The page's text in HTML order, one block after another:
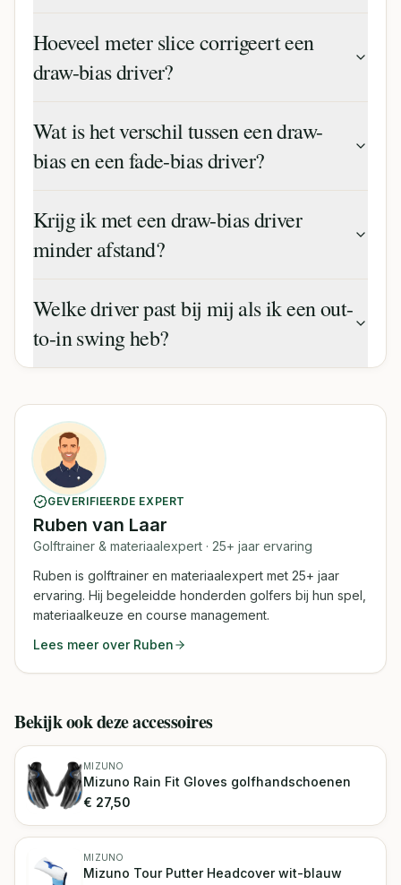
Hoeveel meter slice corrigeert een
draw-bias driver?
Wat is het verschil tussen een draw-
bias en een fade-bias driver?
Krijg ik met een draw-bias driver
minder afstand?
Welke driver past bij mij als ik een out-
to-in swing heb?
GEVERIFIEERDE EXPERT
Ruben van Laar
Golftrainer & materiaalexpert · 25+ jaar ervaring
Ruben is golftrainer en materiaalexpert met 25+ jaar
ervaring. Hij begeleidde honderden golfers bij hun spel,
materiaalkeuze en course management.
Lees meer over Ruben
Bekijk ook deze accessoires
MIZUNO
Mizuno Rain Fit Gloves golfhandschoenen
€ 27,50
MIZUNO
Mizuno Tour Putter Headcover wit-blauw